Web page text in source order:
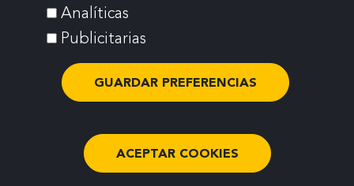
Analíticas
Publicitarias
GUARDAR PREFERENCIAS
ACEPTAR COOKIES
pie
secundario